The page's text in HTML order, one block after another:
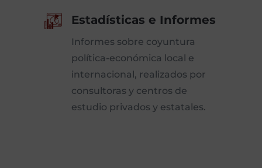
Estadísticas e Informes
Informes sobre coyuntura
política-económica local e
internacional, realizados por
consultoras y centros de
estudio privados y estatales.